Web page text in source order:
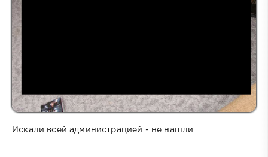
Искали всей администрацией - не нашли